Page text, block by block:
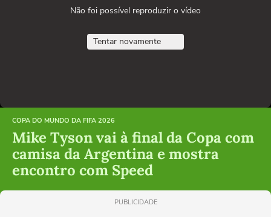
Não foi possível reproduzir o vídeo
Tentar novamente
COPA DO MUNDO DA FIFA 2026
Mike Tyson vai à final da Copa com
camisa da Argentina e mostra
encontro com Speed
PUBLICIDADE